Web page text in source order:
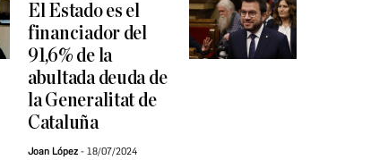
El Estado es el
financiador del
91,6% de la
abultada deuda de
la Generalitat de
Cataluña
Joan López 18/07/2024